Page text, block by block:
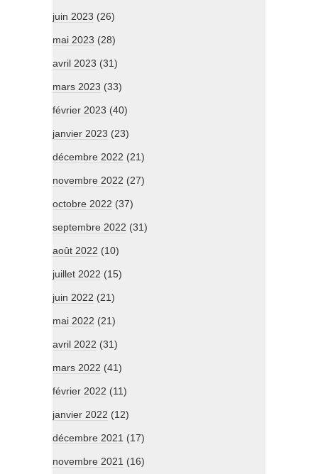
juin 2023 (26)
mai 2023 (28)
avril 2023 (31)
mars 2023 (33)
février 2023 (40)
janvier 2023 (23)
décembre 2022 (21)
novembre 2022 (27)
octobre 2022 (37)
septembre 2022 (31)
août 2022 (10)
juillet 2022 (15)
juin 2022 (21)
mai 2022 (21)
avril 2022 (31)
mars 2022 (41)
février 2022 (11)
janvier 2022 (12)
décembre 2021 (17)
novembre 2021 (16)